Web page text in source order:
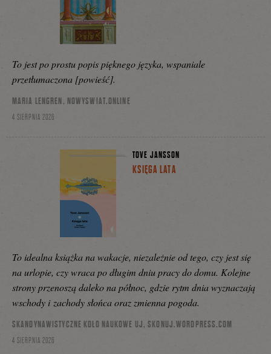
To jest po prostu popis pięknego języka, wspaniale
przetłumaczona [powieść].
MARIA LENGREN, NOWYSWIAT.ONLINE
4 SIERPNIA 2026
TOVE JANSSON
KSIĘGA LATA
To idealna książka na wakacje, niezależnie od tego, czy jest się
na urlopie, czy wraca po długim dniu pracy do domu. Kolejne
strony przenoszą daleko na północ, gdzie rytm dnia wyznaczają
wschody i zachody słońca oraz zmienna pogoda.
SKANDYNAWISTYCZNE KOŁO NAUKOWE UJ, SKONUJ.WORDPRESS.COM
4 SIERPNIA 2026